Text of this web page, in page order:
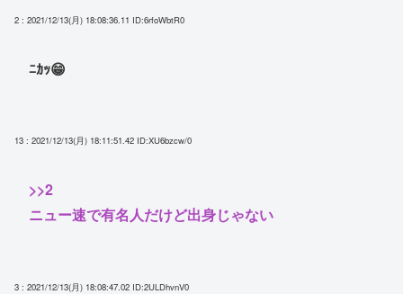
2 : 2021/12/13(月) 18:08:36.11 ID:6rfoWbtR0
ﾆｶｯ😁
13 : 2021/12/13(月) 18:11:51.42 ID:XU6bzcw/0
>>2
ニュー速で有名人だけど出身じゃない
3 : 2021/12/13(月) 18:08:47.02 ID:2ULDhvnV0